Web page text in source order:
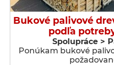
Bukové palivové
podľa
Spolupráce >
Ponúkam bukové